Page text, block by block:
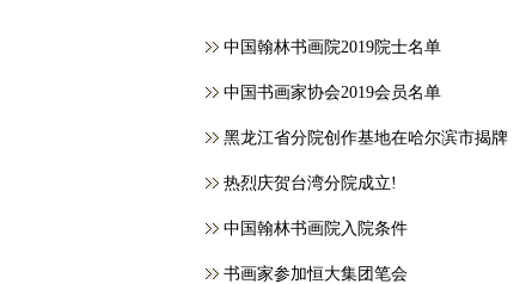
中国翰林书画院2019院士名单
中国书画家协会2019会员名单
黑龙江省分院创作基地在哈尔滨市揭牌
热烈庆贺台湾分院成立!
中国翰林书画院入院条件
书画家参加恒大集团笔会